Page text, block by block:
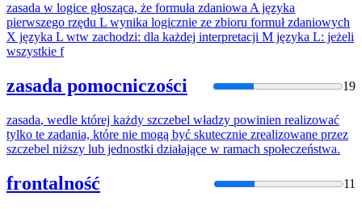
zasada w logice głosząca, że formuła zdaniowa A języka
pierwszego rzędu L wynika logicznie ze zbioru formuł zdaniowych
X języka L wtw zachodzi: dla każdej interpretacji M języka L: jeżeli
wszystkie f
zasada pomocniczości 19
zasada, wedle której każdy szczebel władzy powinien realizować
tylko te zadania, które nie mogą być skutecznie zrealizowane przez
szczebel niższy lub jednostki działające w ramach społeczeństwa.
frontalność 11